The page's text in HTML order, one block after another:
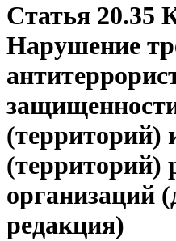
Статья
Нарушение
(территорий)
(территорий)
организаций
редакция)